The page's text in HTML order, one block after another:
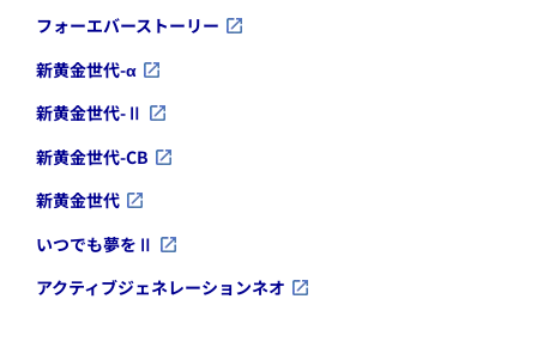
​フォーエバーストーリー
​新黄金世代-α
​新黄金世代-Ⅱ
​新黄金世代-CB
​新黄金世代
​いつでも夢をⅡ
​アクティブジェネレーションネオ